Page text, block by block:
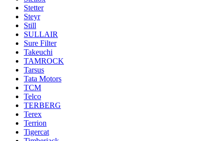
Stetter
Steyr
Still
SULLAIR
Sure Filter
Takeuchi
TAMROCK
Tarsus
Tata Motors
TCM
Telco
TERBERG
Terex
Terrion
Tigercat